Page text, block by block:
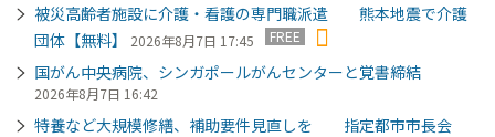
被災高齢者施設に介護・看護の専門職派遣 熊本地震で介護
団体【無料】
2026年8月7日 17:45 FREE
国がん中央病院、シンガポールがんセンターと覚書締結
2026年8月7日 16:42
特養など大規模修繕、補助要件見直しを 指定都市市長会